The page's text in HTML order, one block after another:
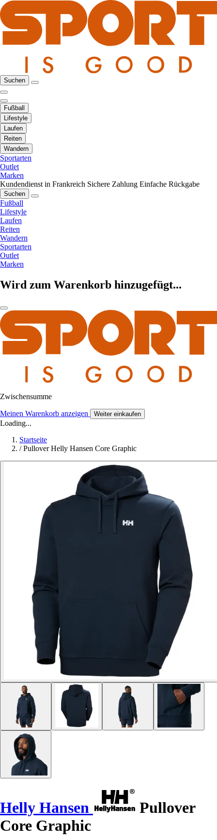
Suchen
Fußball
Lifestyle
Laufen
Reiten
Wandern
Sportarten
Outlet
Marken
Kundendienst in Frankreich Sichere Zahlung Einfache Rückgabe
Suchen
Fußball
Lifestyle
Laufen
Reiten
Wandern
Sportarten
Outlet
Marken
Wird zum Warenkorb hinzugefügt...
Zwischensumme
Meinen Warenkorb anzeigen Weiter einkaufen
Loading...
Startseite
/ Pullover Helly Hansen Core Graphic
Helly Hansen
Pullover
Core Graphic